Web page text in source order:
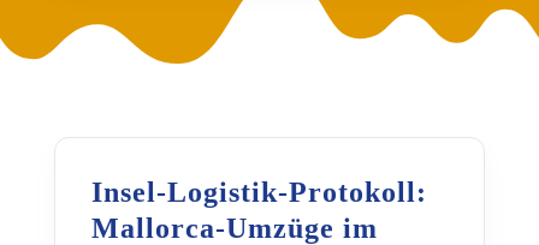
Insel-Logistik-Protokoll:
Mallorca-Umzüge im